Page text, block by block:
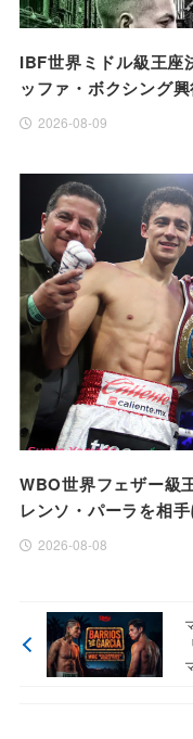
IBF世界ミドル級王座
ッファ・ボクシング
2026-08-09
WBO世界フェザー級
レンソ・パーラを相
2026-08-08